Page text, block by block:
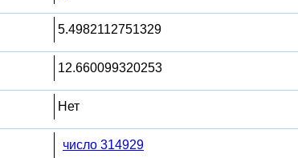
5.4982112751329
12.660099320253
Нет
число 314929